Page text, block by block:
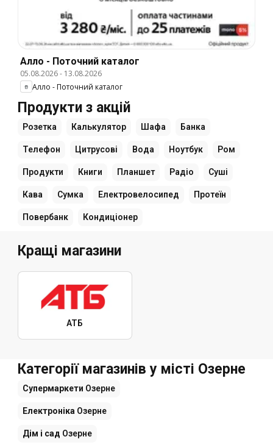
Алло - Поточний каталог
05.08.2026- 13.08.2026
Алло - Поточний каталог
Продукти з акцій
Розетка Калькулятор Шафа Банка
Телефон Цитрусові Вода Ноутбук Ром
Продукти Книги Планшет Радіо Суші
Кава Сумка Електровелосипед Протеїн
Повербанк Кондиціонер
Кращі магазини
АТБ
Категорії магазинів у місті Озерне
Супермаркети Озерне
Електроніка Озерне
Дім і сад Озерне